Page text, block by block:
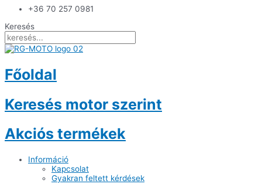
+36 70 257 0981
Keresés
Főoldal
Keresés motor szerint
Akciós termékek
Információ
Kapcsolat
Gyakran feltett kérdések